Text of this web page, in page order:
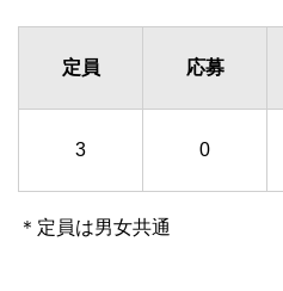
定員 応募
3 0
＊定員は男女共通